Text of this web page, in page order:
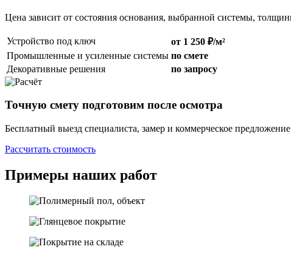
Цена зависит от состояния основания, выбранной системы,
Устройство под ключ
от 1 250 ₽/м²
Промышленные и усиленные системы по смете
Декоративные решения
по запросу
Точную смету подготовим после осмотра
Бесплатный выезд специалиста, замер и коммерческое
Рассчитать стоимость
Примеры наших работ